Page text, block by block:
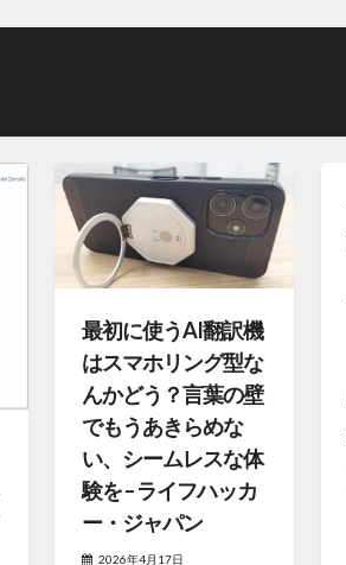
最初に使うAI翻訳機
はスマホリング型な
んかどう？言葉の壁
でもうあきらめな
い、シームレスな体
験を – ライフハッカ
ー・ジャパン
2026年4月17日